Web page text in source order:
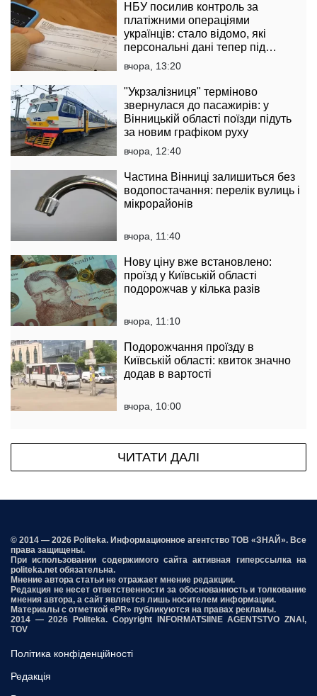
НБУ посилив контроль за
платіжними операціями
українців: стало відомо, які
персональні дані тепер під
контролем
вчора, 13:20
"Укрзалізниця" терміново
звернулася до пасажирів: у
Вінницькій області поїзди підуть
за новим графіком руху
вчора, 12:40
Частина Вінниці залишиться без
водопостачання: перелік вулиць і
мікрорайонів
вчора, 11:40
Нову ціну вже встановлено:
проїзд у Київській області
подорожчав у кілька разів
вчора, 11:10
Подорожчання проїзду в
Київській області: квиток значно
додав в вартості
вчора, 10:00
ЧИТАТИ ДАЛІ
© 2014 — 2026 Politeka. Информационное агентство ТОВ «ЗНАЙ». Все
права защищены.
При использовании содержимого сайта активная гиперссылка на
politeka.net обязательна.
Мнение автора статьи не отражает мнение редакции.
Редакция не несет ответственности за обоснованность и толкование
мнения автора, а сайт является лишь носителем информации.
Материалы с отметкой «PR» публикуются на правах рекламы.
2014 — 2026 Politeka. Copyright INFORMATSIINE AGENTSTVO ZNAI,
TOV
Політика конфіденційності
Редакція